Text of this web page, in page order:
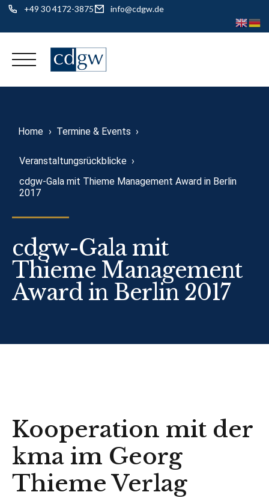
+49 30 4172-3875 info@cdgw.de
Skip
Home › Termine & Events ›
Veranstaltungsrückblicke ›
cdgw-Gala mit Thieme Management Award in Berlin
2017
cdgw-Gala mit
Thieme Management
Award in Berlin 2017
Kooperation mit der
kma im Georg
Thieme Verlag